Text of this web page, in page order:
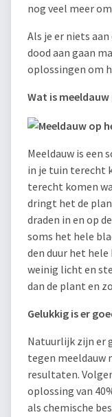
nog veel meer
Als je er niets
dood aan gaan
oplossingen om
Wat is meeldauw
Meeldauw is een
in je tuin terecht
terecht komen
dringt het de
draden in en op
soms het hele
den duur het
weinig licht en
dan de plant en
Gelukkig is er
Natuurlijk zijn er
tegen meeldauw
resultaten.
oplossing van
als chemische